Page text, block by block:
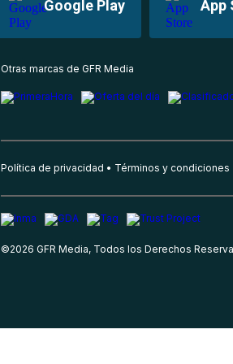
Google Play App
Otras marcas de GFR Media
Política de privacidad Términos y condiciones
©2026 GFR Media, Todos los Derechos